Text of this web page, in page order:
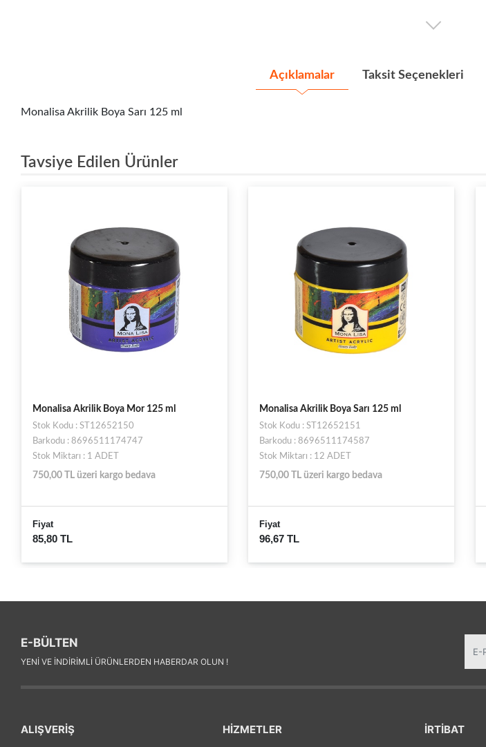
Açıklamalar Taksit Seçenekleri
Monalisa Akrilik Boya Sarı 125 ml
Tavsiye Edilen Ürünler
Monalisa Akrilik Boya Mor 125 ml
Stok Kodu : ST12652150
Barkodu : 8696511174747
Stok Miktarı : 1 ADET
750,00 TL üzeri kargo bedava
Fiyat
85,80 TL
Monalisa Akrilik Boya Sarı 125 ml
Stok Kodu : ST12652151
Barkodu : 8696511174587
Stok Miktarı : 12 ADET
750,00 TL üzeri kargo bedava
Fiyat
96,67 TL
E-BÜLTEN
YENI VE INDIRIMLI ÜRÜNLERDEN HABERDAR OLUN !
ALIŞVERİŞ HİZMETLER İRTİBAT